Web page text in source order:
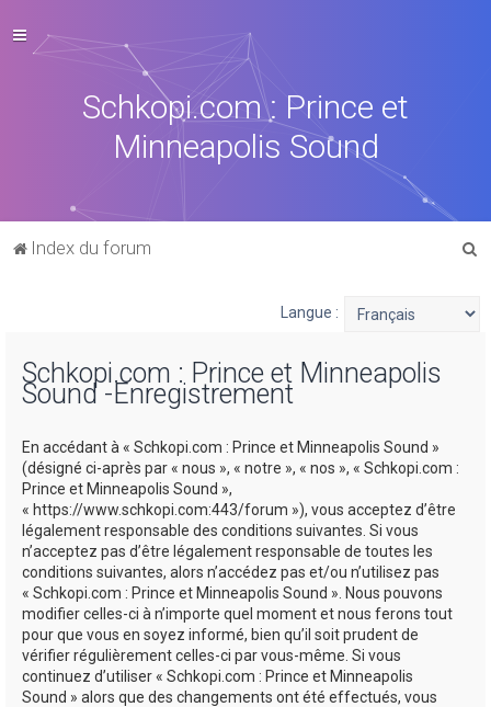
Schkopi.com : Prince et
Minneapolis Sound
Index du forum
Langue :
Schkopi.com : Prince et Minneapolis
Sound -Enregistrement
En accédant à « Schkopi.com : Prince et Minneapolis Sound »
(désigné ci-après par « nous », « notre », « nos », « Schkopi.com :
Prince et Minneapolis Sound »,
« https://www.schkopi.com:443/forum »), vous acceptez d’être
légalement responsable des conditions suivantes. Si vous
n’acceptez pas d’être légalement responsable de toutes les
conditions suivantes, alors n’accédez pas et/ou n’utilisez pas
« Schkopi.com : Prince et Minneapolis Sound ». Nous pouvons
modifier celles-ci à n’importe quel moment et nous ferons tout
pour que vous en soyez informé, bien qu’il soit prudent de
vérifier régulièrement celles-ci par vous-même. Si vous
continuez d’utiliser « Schkopi.com : Prince et Minneapolis
Sound » alors que des changements ont été effectués, vous